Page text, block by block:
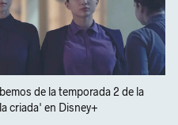
de la temporada 2 de la
criada' en Disney+